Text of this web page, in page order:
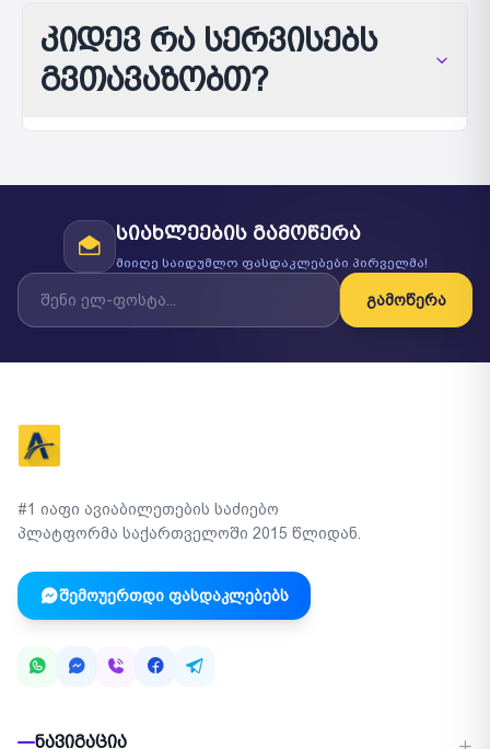
კიდევ რა სერვისებს
გვთავაზობთ?
სიახლეების გამოწერა
მიიღე საიდუმლო ფასდაკლებები პირველმა!
გამოწერა
#1 იაფი ავიაბილეთების საძიებო
პლატფორმა საქართველოში 2015 წლიდან.
შემოუერთდი ფასდაკლებებს
ნავიგაცია